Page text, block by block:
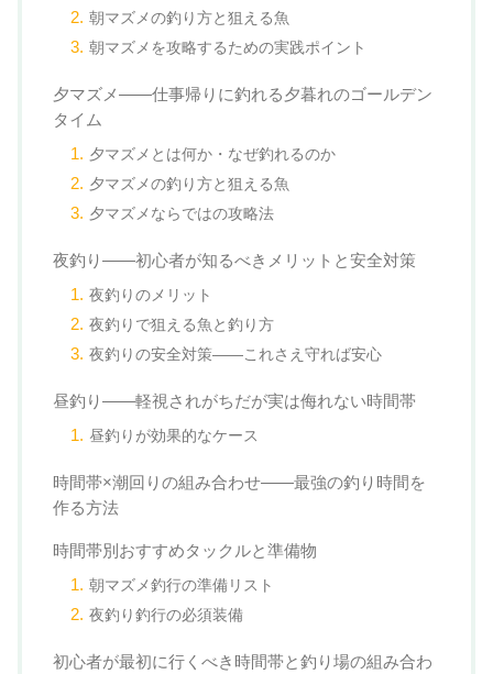
朝マズメの釣り方と狙える魚
朝マズメを攻略するための実践ポイント
夕マズメ——仕事帰りに釣れる夕暮れのゴールデン
タイム
夕マズメとは何か・なぜ釣れるのか
夕マズメの釣り方と狙える魚
夕マズメならではの攻略法
夜釣り——初心者が知るべきメリットと安全対策
夜釣りのメリット
夜釣りで狙える魚と釣り方
夜釣りの安全対策——これさえ守れば安心
昼釣り——軽視されがちだが実は侮れない時間帯
昼釣りが効果的なケース
時間帯×潮回りの組み合わせ——最強の釣り時間を
作る方法
時間帯別おすすめタックルと準備物
朝マズメ釣行の準備リスト
夜釣り釣行の必須装備
初心者が最初に行くべき時間帯と釣り場の組み合わ